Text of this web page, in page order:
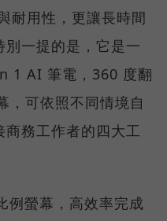
耐用性，更讓長時間
一提的是，它是一
1 AI 筆電，360 度翻
，可依照不同情境自
務工作者的四大工
例螢幕，高效率完成